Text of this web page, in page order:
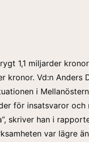
1,1 miljarder
kronor. Vd:n Anders
i
för insatsvaror och
skriver han i
var lägre